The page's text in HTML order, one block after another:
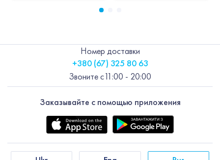
Заказывайте с помощью приложения
Номер доставки
+380 (67) 325 80 63
Звоните с11:00 - 20:00